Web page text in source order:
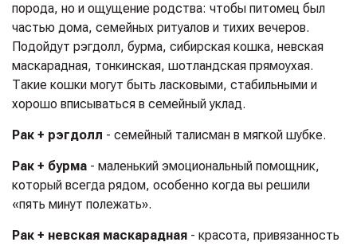
порода, но и ощущение родства: чтобы питомец был
частью дома, семейных ритуалов и тихих вечеров.
Подойдут рэгдолл, бурма, сибирская кошка, невская
маскарадная, тонкинская, шотландская прямоухая.
Такие кошки могут быть ласковыми, стабильными и
хорошо вписываться в семейный уклад.
Рак + рэгдолл - семейный талисман в мягкой шубке.
Рак + бурма - маленький эмоциональный помощник,
который всегда рядом, особенно когда вы решили
«пять минут полежать».
Рак + невская маскарадная - красота, привязанность